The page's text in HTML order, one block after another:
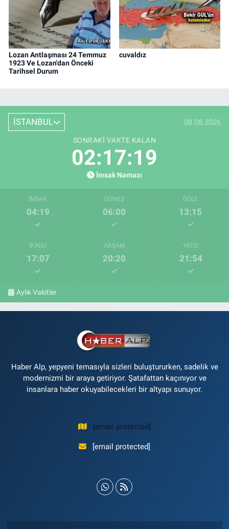
Lozan Antlaşması 24 Temmuz
1923 Ve Lozan'dan Önceki
Tarihsel Durum
cuvaldız
İSTANBUL 08.08.2026
SONRAKI VAKTE KALAN
02:17:19
İmsak Namazı
İMSAK
04:19
GÜNEŞ
06:00
ÖĞLE
13:15
İKINDI
17:07
AKŞAM
20:20
YATSI
21:54
Aylık Vakitler
Haber Alp, yepyeni temasıyla sizleri buluştururken, sadelik ve
modernizmi bir araya getiriyor. Şatafattan kaçınıyor ve
insanlara haber okuyabilecekleri bir altyapı sunuyor.
[email protected]
[email protected]